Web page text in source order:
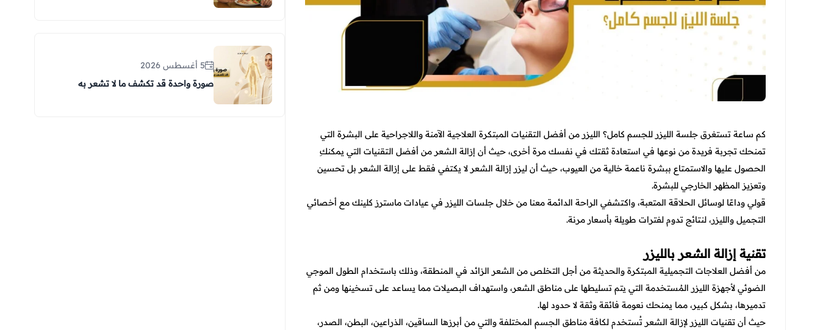
كم ساعة تستغرق جلسة الليزر للجسم كامل؟ الليزر من أفضل التقنيات المبتكرة العلاجية الآمنة واللاجراحية على البشرة التي
تمنحك تجربة فريدة من نوعها في استعادة ثقتك في نفسك مرة أخرى، حيث أن إزالة الشعر من أفضل التقنيات التي يمكنكِ
الحصول عليها والاستمتاع ببشرة ناعمة خالية من العيوب، حيث أن ليزر إزالة الشعر لا يكتفي فقط على إزالة الشعر بل تحسين
وتعزيز المظهر الخارجي للبشرة.
قولي وداعًا لوسائل الحلاقة المتعبة، واكتشفي الراحة الدائمة معنا من خلال جلسات الليزر في عيادات ماسترز كلينك مع أخصائي
التجميل والليزر، لنتائج تدوم لفترات طويلة بأسعار مرنة.
تقنية إزالة الشعر بالليزر
من أفضل العلاجات التجميلية المبتكرة والحديثة من أجل التخلص من الشعر الزائد في المنطقة، وذلك باستخدام الطول الموجي
الضوئي لأجهزة الليزر المُستخدمة التي يتم تسليطها على مناطق الشعر، واستهداف البصيلات مما يساعد على تسخينها ومن ثم
تدميرها، بشكل كبير، مما يمنحك نعومة فائقة وثقة لا حدود لها.
حيث أن تقنيات الليزر لإزالة الشعر تُستخدم لكافة مناطق الجسم المختلفة والتي من أبرزها الساقين، الذراعين، البطن، الصدر،
5 أغسطس 2026
صورة واحدة قد تكشف ما لا تشعر به